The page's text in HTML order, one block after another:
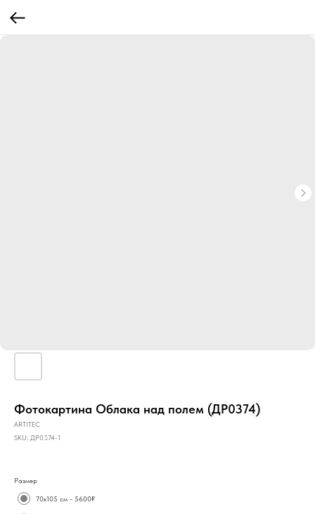
Фотокартина Облака над полем (ДР0374)
ARTITEC
SKU: ДР0374-1
Размер
70х105 см - 5600₽